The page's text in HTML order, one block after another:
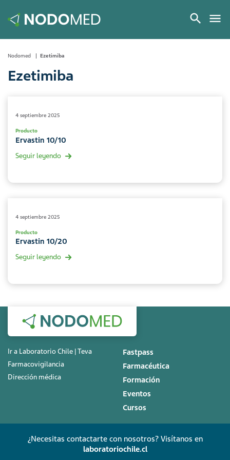
Nodomed Ezetimiba
Ezetimiba
4 septiembre 2025
Producto
Ervastin 10/10
Seguir leyendo
4 septiembre 2025
Producto
Ervastin 10/20
Seguir leyendo
Ir a Laboratorio Chile | Teva
Farmacovigilancia
Dirección médica
Fastpass
Farmacéutica
Formación
Eventos
Cursos
¿Necesitas contactarte con nosotros? Visítanos en
laboratoriochile.cl